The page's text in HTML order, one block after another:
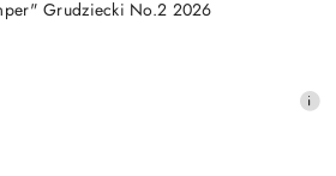
Grudziecki No.2 2026